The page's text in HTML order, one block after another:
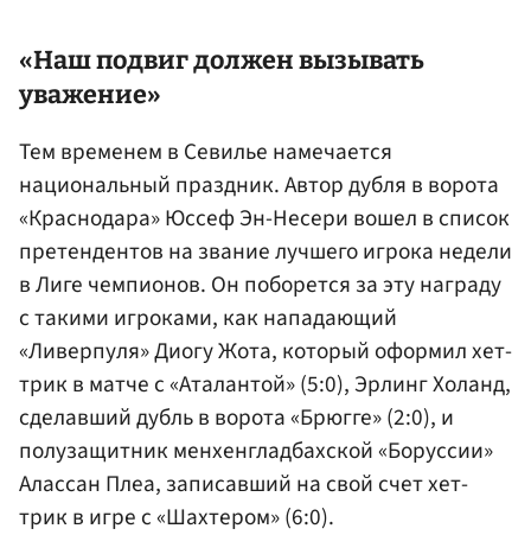
«Наш подвиг должен вызывать
уважение»
Тем временем в Севилье намечается
национальный праздник. Автор дубля в ворота
«Краснодара» Юссеф Эн-Несери вошел в список
претендентов на звание лучшего игрока недели
в Лиге чемпионов. Он поборется за эту награду
с такими игроками, как нападающий
«Ливерпуля» Диогу Жота, который оформил хет-
трик в матче с «Аталантой» (5:0), Эрлинг Холанд,
сделавший дубль в ворота «Брюгге» (2:0), и
полузащитник менхенгладбахской «Боруссии»
Алассан Плеа, записавший на свой счет хет-
трик в игре с «Шахтером» (6:0).